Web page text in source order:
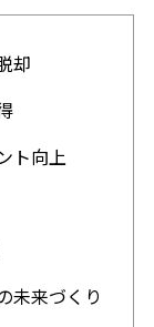
却
ト向上
未来づくり